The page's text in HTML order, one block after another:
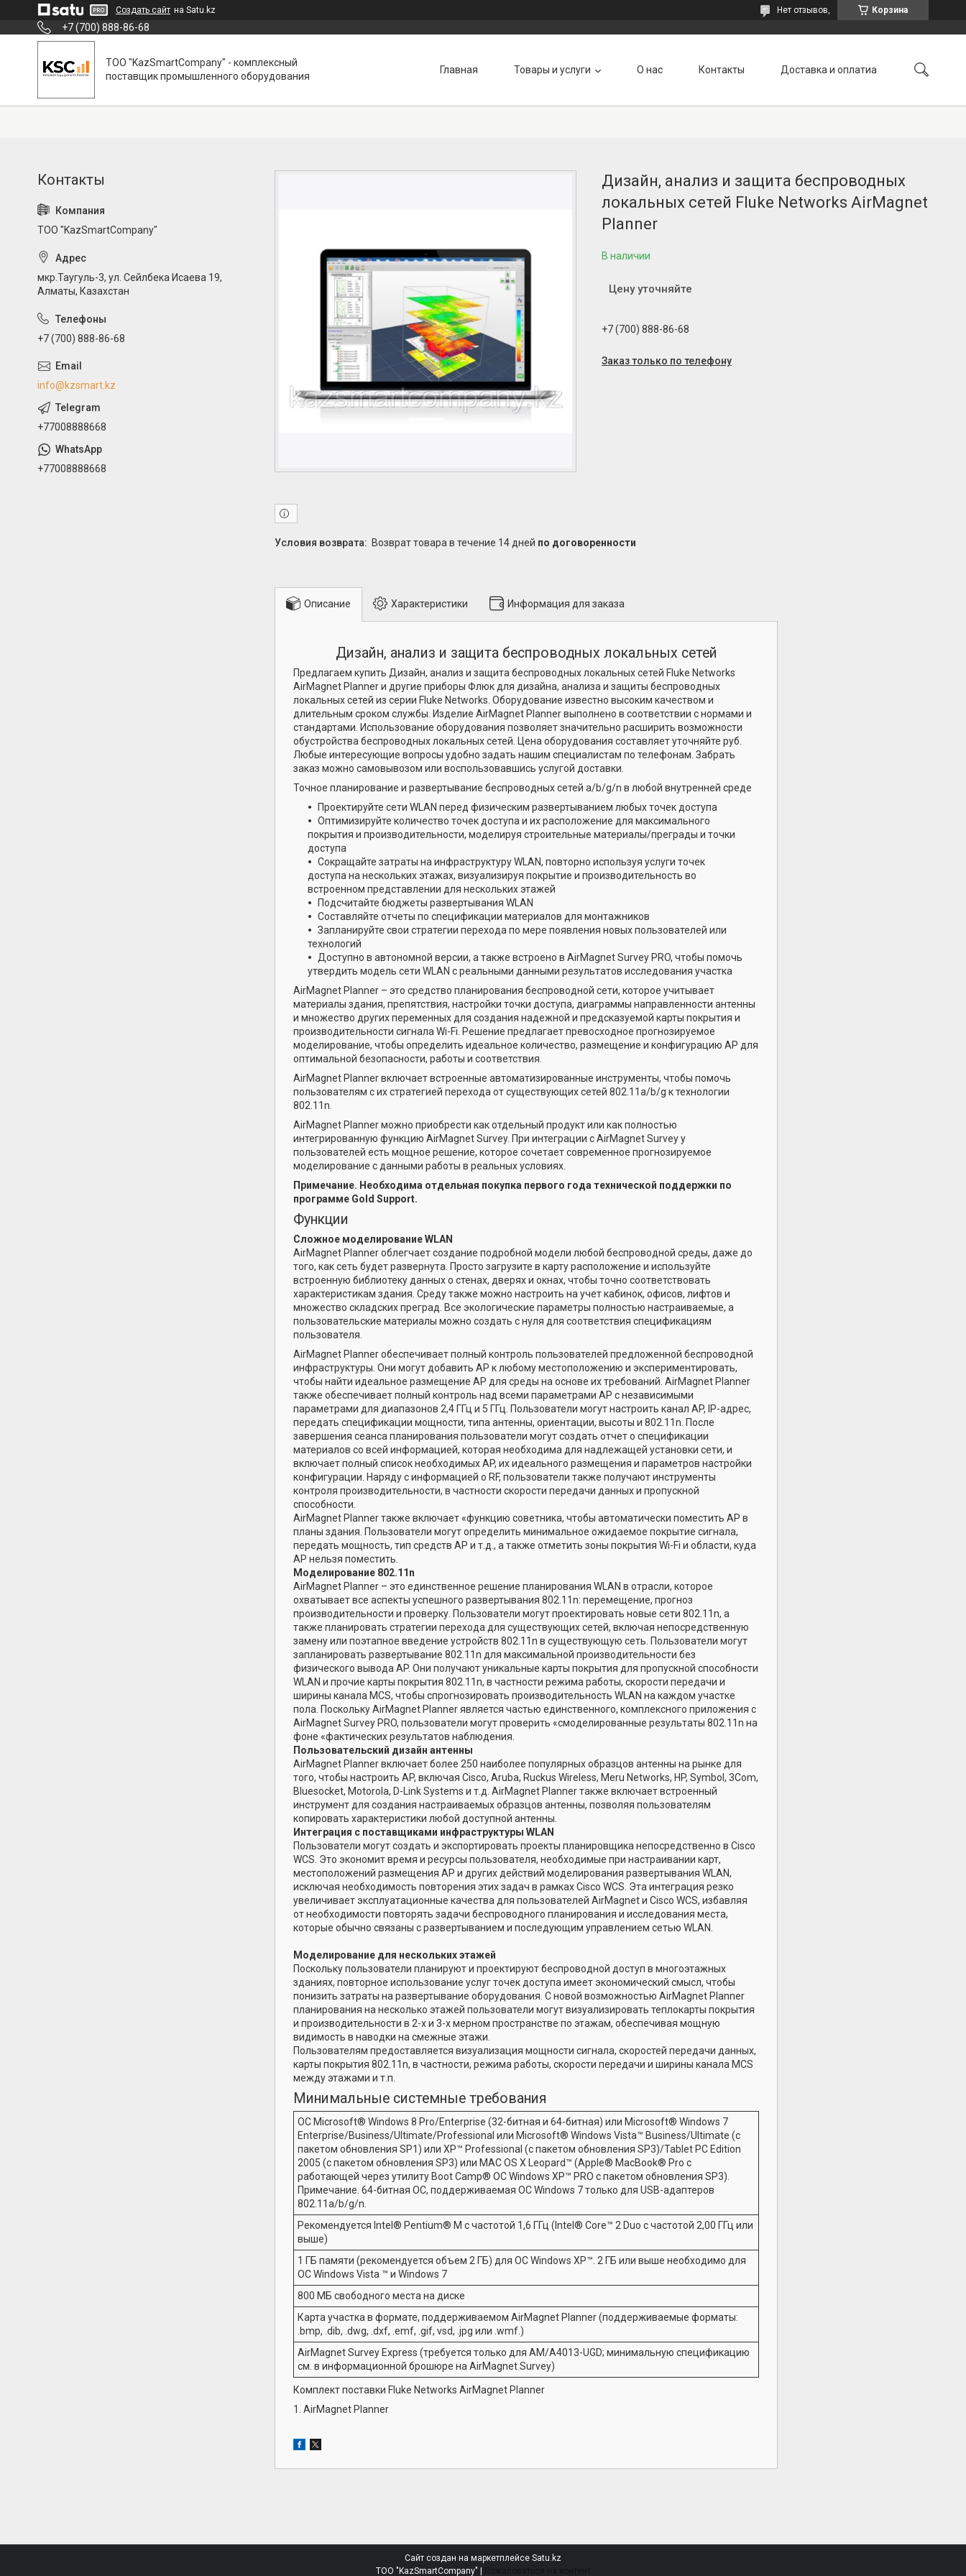
Создать сайт на Satu.kz Корзина
Нет отзывов,
+7 (700) 888-86-68
ТОО "KazSmartCompany" - комплексный
поставщик промышленного оборудования
Главная Товары и услуги О нас Контакты Доставка и оплатиа
Дизайн, анализ и защита беспроводных
локальных сетей Fluke Networks AirMagnet
Planner
В наличии
Цену уточняйте
+7 (700) 888-86-68
Заказ только по телефону
возврат товара в течение 14 дней по договоренности
Описание Характеристики Информация для заказа
Дизайн, анализ и защита беспроводных локальных сетей
Предлагаем купить Дизайн, анализ и защита беспроводных локальных сетей Fluke Networks
AirMagnet Planner и другие приборы Флюк для дизайна, анализа и защиты беспроводных
локальных сетей из серии Fluke Networks. Оборудование известно высоким качеством и
длительным сроком службы. Изделие AirMagnet Planner выполнено в соответствии с нормами и
стандартами. Использование оборудования позволяет значительно расширить возможности
обустройства беспроводных локальных сетей. Цена оборудования составляет уточняйте руб.
Любые интересующие вопросы удобно задать нашим специалистам по телефонам. Забрать
заказ можно самовывозом или воспользовавшись услугой доставки.
Точное планирование и развертывание беспроводных сетей a/b/g/n в любой внутренней среде
Проектируйте сети WLAN перед физическим развертыванием любых точек доступа
Оптимизируйте количество точек доступа и их расположение для максимального
покрытия и производительности, моделируя строительные материалы/преграды и точки
доступа
Сокращайте затраты на инфраструктуру WLAN, повторно используя услуги точек
доступа на нескольких этажах, визуализируя покрытие и производительность во
встроенном представлении для нескольких этажей
Подсчитайте бюджеты развертывания WLAN
Составляйте отчеты по спецификации материалов для монтажников
Запланируйте свои стратегии перехода по мере появления новых пользователей или
технологий
Доступно в автономной версии, а также встроено в AirMagnet Survey PRO, чтобы помочь
утвердить модель сети WLAN с реальными данными результатов исследования участка
AirMagnet Planner – это средство планирования беспроводной сети, которое учитывает
материалы здания, препятствия, настройки точки доступа, диаграммы направленности антенны
и множество других переменных для создания надежной и предсказуемой карты покрытия и
производительности сигнала Wi-Fi. Решение предлагает превосходное прогнозируемое
моделирование, чтобы определить идеальное количество, размещение и конфигурацию AP для
оптимальной безопасности, работы и соответствия.
AirMagnet Planner включает встроенные автоматизированные инструменты, чтобы помочь
пользователям с их стратегией перехода от существующих сетей 802.11a/b/g к технологии
802.11n.
AirMagnet Planner можно приобрести как отдельный продукт или как полностью
интегрированную функцию AirMagnet Survey. При интеграции с AirMagnet Survey у
пользователей есть мощное решение, которое сочетает современное прогнозируемое
моделирование с данными работы в реальных условиях.
Примечание. Необходима отдельная покупка первого года технической поддержки по
программе Gold Support.
Функции
Сложное моделирование WLAN
AirMagnet Planner облегчает создание подробной модели любой беспроводной среды, даже до
того, как сеть будет развернута. Просто загрузите в карту расположение и используйте
встроенную библиотеку данных о стенах, дверях и окнах, чтобы точно соответствовать
характеристикам здания. Среду также можно настроить на учет кабинок, офисов, лифтов и
множество складских преград. Все экологические параметры полностью настраиваемые, а
пользовательские материалы можно создать с нуля для соответствия спецификациям
пользователя.
AirMagnet Planner обеспечивает полный контроль пользователей предложенной беспроводной
инфраструктуры. Они могут добавить AP к любому местоположению и экспериментировать,
чтобы найти идеальное размещение AP для среды на основе их требований. AirMagnet Planner
также обеспечивает полный контроль над всеми параметрами AP с независимыми
параметрами для диапазонов 2,4 ГГц и 5 ГГц. Пользователи могут настроить канал AP, IP-адрес,
передать спецификации мощности, типа антенны, ориентации, высоты и 802.11n. После
завершения сеанса планирования пользователи могут создать отчет о спецификации
материалов со всей информацией, которая необходима для надлежащей установки сети, и
включает полный список необходимых AP, их идеального размещения и параметров настройки
конфигурации. Наряду с информацией о RF, пользователи также получают инструменты
контроля производительности, в частности скорости передачи данных и пропускной
способности.
AirMagnet Planner также включает «функцию советника, чтобы автоматически поместить AP в
планы здания. Пользователи могут определить минимальное ожидаемое покрытие сигнала,
передать мощность, тип средств AP и т.д., а также отметить зоны покрытия Wi-Fi и области, куда
AP нельзя поместить.
Моделирование 802.11n
AirMagnet Planner – это единственное решение планирования WLAN в отрасли, которое
охватывает все аспекты успешного развертывания 802.11n: перемещение, прогноз
производительности и проверку. Пользователи могут проектировать новые сети 802.11n, а
также планировать стратегии перехода для существующих сетей, включая непосредственную
замену или поэтапное введение устройств 802.11n в существующую сеть. Пользователи могут
запланировать развертывание 802.11n для максимальной производительности без
физического вывода AP. Они получают уникальные карты покрытия для пропускной способности
WLAN и прочие карты покрытия 802.11n, в частности режима работы, скорости передачи и
ширины канала MCS, чтобы спрогнозировать производительность WLAN на каждом участке
пола. Поскольку AirMagnet Planner является частью единственного, комплексного приложения с
AirMagnet Survey PRO, пользователи могут проверить «смоделированные результаты 802.11n на
фоне «фактических результатов наблюдения.
Пользовательский дизайн антенны
AirMagnet Planner включает более 250 наиболее популярных образцов антенны на рынке для
того, чтобы настроить AP, включая Cisco, Aruba, Ruckus Wireless, Meru Networks, HP, Symbol, 3Com,
Bluesocket, Motorola, D-Link Systems и т.д. AirMagnet Planner также включает встроенный
инструмент для создания настраиваемых образцов антенны, позволяя пользователям
копировать характеристики любой доступной антенны.
Интеграция с поставщиками инфраструктуры WLAN
Пользователи могут создать и экспортировать проекты планировщика непосредственно в Cisco
WCS. Это экономит время и ресурсы пользователя, необходимые при настраивании карт,
местоположений размещения AP и других действий моделирования развертывания WLAN,
исключая необходимость повторения этих задач в рамках Cisco WCS. Эта интеграция резко
увеличивает эксплуатационные качества для пользователей AirMagnet и Cisco WCS, избавляя
от необходимости повторять задачи беспроводного планирования и исследования места,
которые обычно связаны с развертыванием и последующим управлением сетью WLAN.
Моделирование для нескольких этажей
Поскольку пользователи планируют и проектируют беспроводной доступ в многоэтажных
зданиях, повторное использование услуг точек доступа имеет экономический смысл, чтобы
понизить затраты на развертывание оборудования. С новой возможностью AirMagnet Planner
планирования на несколько этажей пользователи могут визуализировать теплокарты покрытия
и производительности в 2-х и 3-х мерном пространстве по этажам, обеспечивая мощную
видимость в наводки на смежные этажи.
Пользователям предоставляется визуализация мощности сигнала, скоростей передачи данных,
карты покрытия 802.11n, в частности, режима работы, скорости передачи и ширины канала MCS
между этажами и т.п.
Минимальные системные требования
ОС Microsoft® Windows 8 Pro/Enterprise (32-битная и 64-битная) или Microsoft® Windows 7
Enterprise/Business/Ultimate/Professional или Microsoft® Windows Vista™ Business/Ultimate (с
пакетом обновления SP1) или XP™ Professional (с пакетом обновления SP3)/Tablet PC Edition
2005 (с пакетом обновления SP3) или MAC OS X Leopard™ (Apple® MacBook® Pro с
работающей через утилиту Boot Camp® ОС Windows XP™ PRO с пакетом обновления SP3).
Примечание. 64-битная ОС, поддерживаемая ОС Windows 7 только для USB-адаптеров
802.11a/b/g/n.
Рекомендуется Intel® Pentium® M с частотой 1,6 ГГц (Intel® Core™ 2 Duo с частотой 2,00 ГГц или
выше)
1 ГБ памяти (рекомендуется объем 2 ГБ) для ОС Windows XP™. 2 ГБ или выше необходимо для
ОС Windows Vista ™ и Windows 7
800 МБ свободного места на диске
Карта участка в формате, поддерживаемом AirMagnet Planner (поддерживаемые форматы:
.bmp, .dib, .dwg, .dxf, .emf, .gif, vsd, .jpg или .wmf.)
AirMagnet Survey Express (требуется только для AM/A4013-UGD; минимальную спецификацию
см. в информационной брошюре на AirMagnet Survey)
Комплект поставки Fluke Networks AirMagnet Planner
1. AirMagnet Planner
ТОО "KazSmartCompany"
мкр.Таугуль-3, ул. Сейлбека Исаева 19,
Алматы, Казахстан
+7 (700) 888-86-68
info@kzsmart.kz
+77008888668
+77008888668
Сайт создан на маркетплейсе Satu.kz